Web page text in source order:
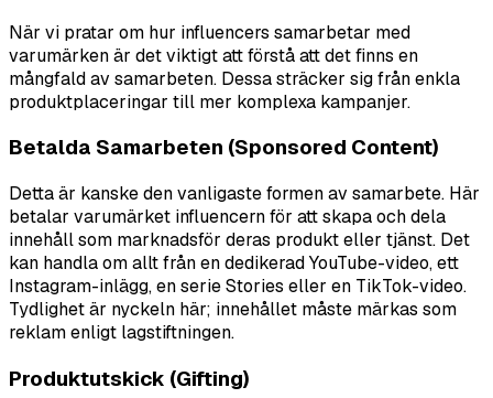
När vi pratar om hur influencers samarbetar med
varumärken är det viktigt att förstå att det finns en
mångfald av samarbeten. Dessa sträcker sig från enkla
produktplaceringar till mer komplexa kampanjer.
Betalda Samarbeten (Sponsored Content)
Detta är kanske den vanligaste formen av samarbete. Här
betalar varumärket influencern för att skapa och dela
innehåll som marknadsför deras produkt eller tjänst. Det
kan handla om allt från en dedikerad YouTube-video, ett
Instagram-inlägg, en serie Stories eller en TikTok-video.
Tydlighet är nyckeln här; innehållet måste märkas som
reklam enligt lagstiftningen.
Produktutskick (Gifting)